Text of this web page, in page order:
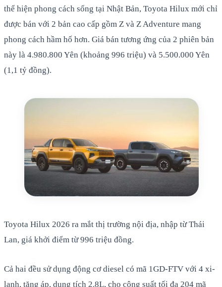
thể hiện phong cách sống tại Nhật Bản, Toyota Hilux mới chỉ
được bán với 2 bản cao cấp gồm Z và Z Adventure mang
phong cách hầm hố hơn. Giá bán tương ứng của 2 phiên bản
này là 4.980.800 Yên (khoảng 996 triệu) và 5.500.000 Yên
(1,1 tỷ đồng).
Toyota Hilux 2026 ra mắt thị trường nội địa, nhập từ Thái
Lan, giá khởi điểm từ 996 triệu đồng.
Cả hai đều sử dụng động cơ diesel có mã 1GD-FTV với 4 xi-
lanh, tăng áp, dung tích 2.8L, cho công suất tối đa 204 mã